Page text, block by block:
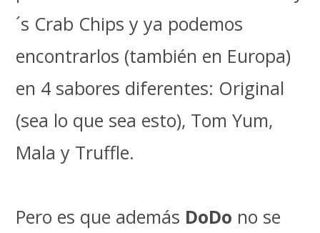
´s Crab Chips y ya podemos
encontrarlos (también en Europa)
en 4 sabores diferentes: Original
(sea lo que sea esto), Tom Yum,
Mala y Truffle.
Pero es que además DoDo no se